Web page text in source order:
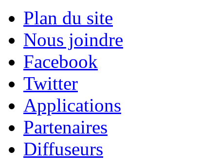
Plan du site
Nous joindre
Facebook
Twitter
Applications
Partenaires
Diffuseurs